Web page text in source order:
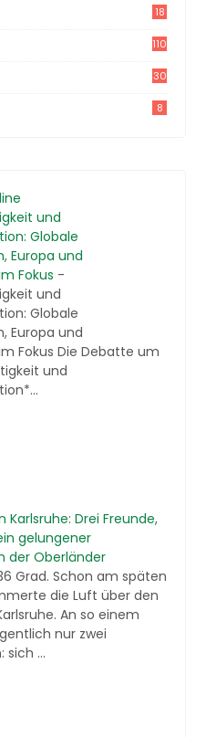
18
110
30
8
und
Globale
Europa und
Fokus -
und
Globale
Europa und
Fokus Die Debatte um
und
Karlsruhe: Drei Freunde,
gelungener
der Oberländer
Grad. Schon am späten
die Luft über den
An so einem
nur zwei
sich ...